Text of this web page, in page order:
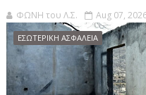
ΦΩΝΗ του Λ.Σ. Aug 07,
ΕΣΩΤΕΡΙΚΗ ΑΣΦΑΛΕΙΑ